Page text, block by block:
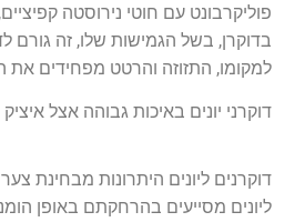
פוליקרבונט עם חוטי נירוסטה
בדוקרן, בשל הגמישות שלו, זה גורם
למקומו, התזוזה והרטט מפחידים את
דוקרני יונים באיכות גבוהה אצל
דוקרנים ליונים היתרונות מבחינת
ליונים מסייעים בהרחקתם באופן